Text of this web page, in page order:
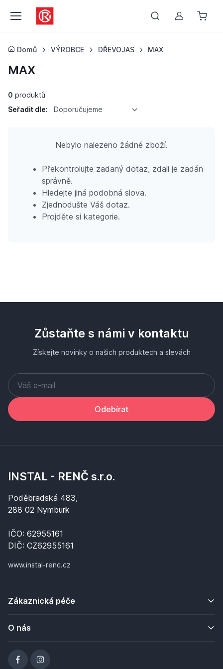
Můj účet
Domů VÝROBCE DŘEVOJAS MAX
MAX
0 produktů
Seřadit dle:
Doporučujeme
Nebylo nalezeno žádné zboží.
Překontrolujte zadaný dotaz, zdali je zadán
správně.
Hledejte jiná podobná slova.
Zjednodušte Váš dotaz.
Projděte si kategorie.
Zůstaňte s námi v kontaktu
Získejte novinky o našich produktech a slevách
Odebírat
INSTAL - RENČ s.r.o.
Poděbradská 483,
288 02 Nymburk
IČO: 62955161
DIČ: CZ62955161
www.instal-renc.cz
Zákaznická péče
O nás